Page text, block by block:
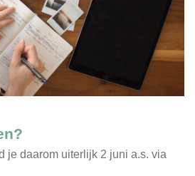
je daarom uiterlijk 2 juni a.s. via